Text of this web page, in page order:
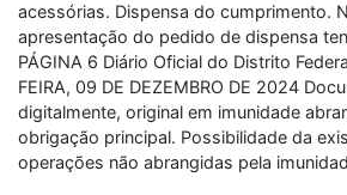
acessórias. Dispensa do cumprimento.
apresentação do pedido de dispensa
PÁGINA 6 Diário Oficial do Distrito
FEIRA, 09 DE DEZEMBRO DE 2024
digitalmente, original em imunidade
obrigação principal. Possibilidade da
operações não abrangidas pela